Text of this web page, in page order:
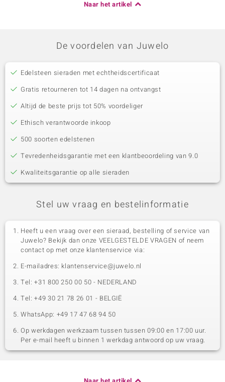
Naar het artikel
De voordelen van Juwelo
Edelsteen sieraden met echtheidscertificaat
Gratis retourneren tot 14 dagen na ontvangst
Altijd de beste prijs tot 50% voordeliger
Ethisch verantwoorde inkoop
500 soorten edelstenen
Tevredenheidsgarantie met een klantbeoordeling van 9.0
Kwaliteitsgarantie op alle sieraden
Stel uw vraag en bestelinformatie
Heeft u een vraag over een sieraad, bestelling of service van
Juwelo? Bekijk dan onze VEELGESTELDE VRAGEN of neem
contact op met onze klantenservice via:
E-mailadres: klantenservice@juwelo.nl
Tel: +31 800 250 00 50 - NEDERLAND
Tel: +49 30 21 78 26 01 - BELGIË
WhatsApp: +49 17 47 68 94 50
Op werkdagen werkzaam tussen tussen 09:00 en 17:00 uur.
Per e-mail heeft u binnen 1 werkdag antwoord op uw vraag.